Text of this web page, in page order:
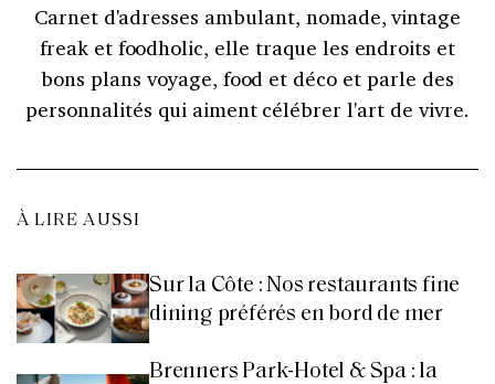
Carnet d'adresses ambulant, nomade, vintage
freak et foodholic, elle traque les endroits et
bons plans voyage, food et déco et parle des
personnalités qui aiment célébrer l'art de vivre.
À LIRE AUSSI
Sur la Côte : Nos restaurants fine
dining préférés en bord de mer
Brenners Park-Hotel & Spa : la